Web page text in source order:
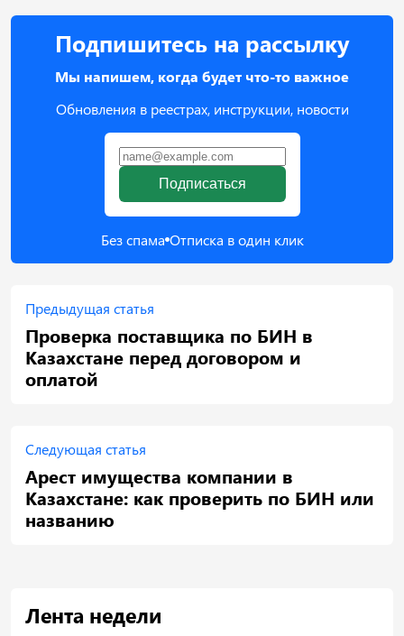
Подпишитесь на рассылку
Мы напишем, когда будет что-то важное
Обновления в реестрах, инструкции, новости
Подписаться
Без спама Отписка в один клик
Предыдущая статья
Проверка поставщика по БИН в
Казахстане перед договором и
оплатой
Следующая статья
Арест имущества компании в
Казахстане: как проверить по БИН или
названию
Лента недели